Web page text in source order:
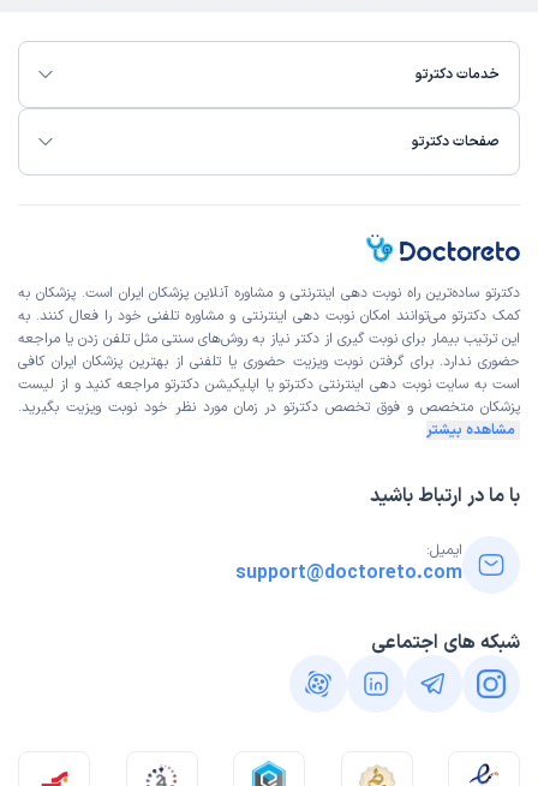
خدمات دکترتو
صفحات دکترتو
دکترتو ساده‌ترین راه نوبت‌ دهی اینترنتی و مشاوره آنلاین پزشکان ایران است. پزشکان به
کمک دکترتو می‌توانند امکان نوبت دهی اینترنتی و مشاوره تلفنی خود را فعال کنند. به
این ترتیب بیمار برای نوبت گیری از دکتر نیاز به روش‌های سنتی مثل تلفن زدن یا مراجعه
حضوری ندارد. برای گرفتن نوبت ویزیت حضوری یا تلفنی از بهترین پزشکان ایران کافی
است به سایت نوبت دهی اینترنتی دکترتو یا اپلیکیشن دکترتو مراجعه کنید و از لیست
پزشکان متخصص و فوق تخصص دکترتو در زمان مورد نظر خود نوبت ویزیت بگیرید.
مشاهده بیشتر
با ما در ارتباط باشید
ایمیل:
support@doctoreto.com
شبکه های اجتماعی